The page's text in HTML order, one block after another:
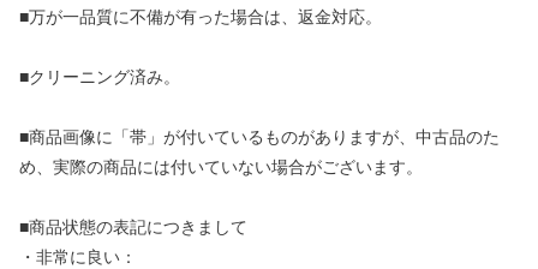
■万が一品質に不備が有った場合は、返金対応。
■クリーニング済み。
■商品画像に「帯」が付いているものがありますが、中古品のた
め、実際の商品には付いていない場合がございます。
■商品状態の表記につきまして
・非常に良い：